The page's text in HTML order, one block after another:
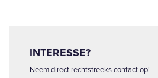
INTERESSE?
Neem direct rechtstreeks contact op!